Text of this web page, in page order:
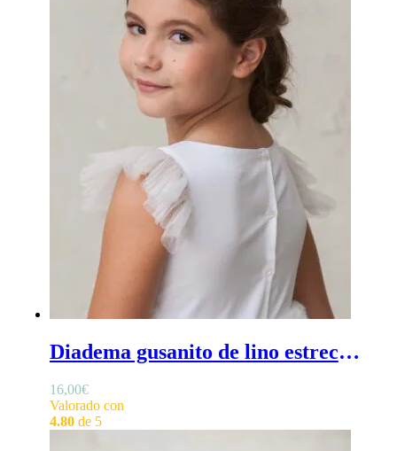
Diadema gusanito de lino estrecha - Diadema estrecha de ceremonia para niña, forrada en lino
16,00€
Valorado con
4.80de 5